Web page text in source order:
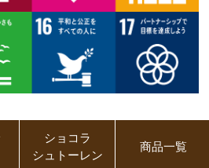
ショコラ
シュトーレン
商品一覧